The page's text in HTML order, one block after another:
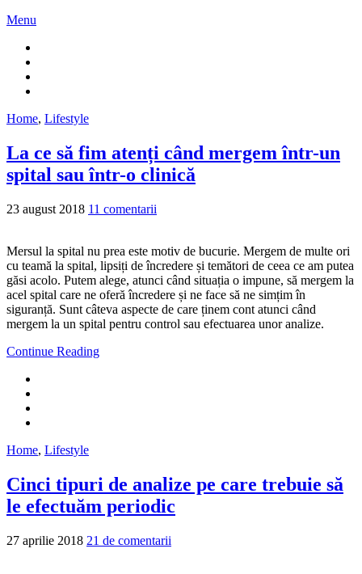
Menu
Home, Lifestyle
La ce să fim atenți când mergem într-un
spital sau într-o clinică
23 august 2018 11 comentarii
Mersul la spital nu prea este motiv de bucurie. Mergem de multe ori
cu teamă la spital, lipsiți de încredere și temători de ceea ce am putea
găsi acolo. Putem alege, atunci când situația o impune, să mergem la
acel spital care ne oferă încredere și ne face să ne simțim în
siguranță. Sunt câteva aspecte de care ținem cont atunci când
mergem la un spital pentru control sau efectuarea unor analize.
Continue Reading
Home, Lifestyle
Cinci tipuri de analize pe care trebuie să
le efectuăm periodic
27 aprilie 2018 21 de comentarii